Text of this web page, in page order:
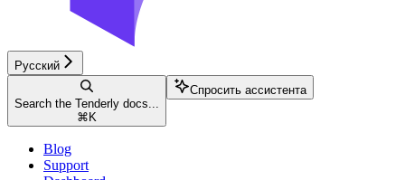
Русский
Search the Tenderly docs...
⌘ K
Спросить ассистента
Blog
Support